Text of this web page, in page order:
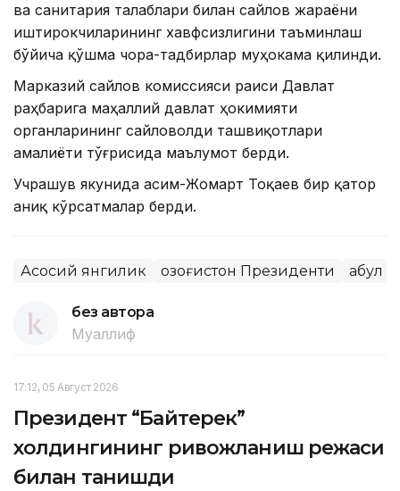
ва санитария талаблари билан сайлов жараёни
иштирокчиларининг хавфсизлигини таъминлаш
бўйича қўшма чора-тадбирлар муҳокама қилинди.
Марказий сайлов комиссияси раиси Давлат
раҳбарига маҳаллий давлат ҳокимияти
органларининг сайловолди ташвиқотлари
амалиёти тўғрисида маълумот берди.
Учрашув якунида Қасим-Жомарт Тоқаев бир қатор
аниқ кўрсатмалар берди.
Асосий янгилик Қозоғистон Президенти Қабул
без автора
Муаллиф
17:12, 05 Август 2026
Президент “Байтерек”
холдингининг ривожланиш режаси
билан танишди